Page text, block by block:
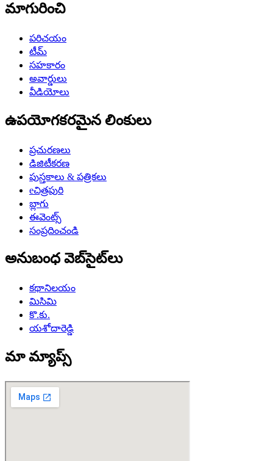
మాగురించి
పరిచయం
టీమ్
సహకారం
అవార్డులు
వీడియోలు
ఉపయోగకరమైన లింకులు
ప్రచురణలు
డిజిటీకరణ
పుస్తకాలు & పత్రికలు
eచిత్రపురి
బ్లాగు
ఈవెంట్స్
సంప్రదించండి
అనుబంధ వెబ్‌సైట్‌లు
కథానిలయం
మిసిమి
కొ.కు.
యశోదారెడ్డి
మా మ్యాప్స్